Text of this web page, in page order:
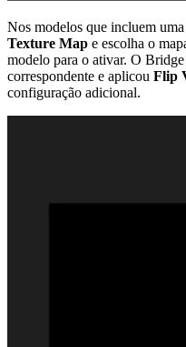
Nos modelos que incluem
Texture Map e escolha o
modelo para o ativar. O
correspondente e aplicou Flip
configuração adicional.